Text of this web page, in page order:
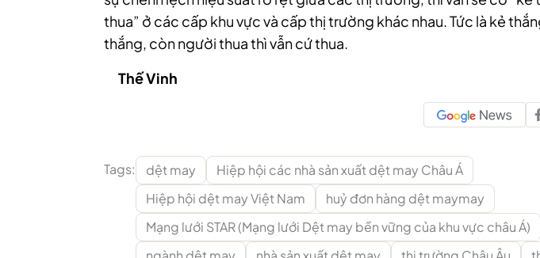
thua” ở các cấp khu vực và cấp thị trường khác nhau. Tức là kẻ
thắng, còn người thua thì vẫn cứ thua.
Thế Vinh
Tags: dệt may
Hiệp hội các nhà sản xuất dệt may Châu Á
Hiệp hội dệt may Việt Nam
huỷ đơn hàng dệt maymay
Mạng lưới STAR (Mạng lưới Dệt may bền vững của khu vực châu Á)